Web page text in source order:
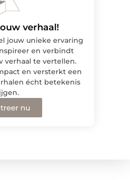
verhaal!
jouw unieke ervaring
en verbindt
verhaal te vertellen.
en versterkt een
écht betekenis
nu